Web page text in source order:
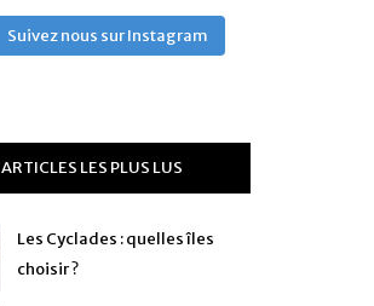
Suivez nous sur Instagram
ARTICLES LES PLUS LUS
Les Cyclades : quelles îles
choisir ?